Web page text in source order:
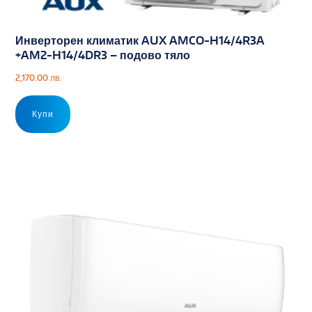
Инверторен климатик AUX AMCO-H14/4R3A
+AM2-H14/4DR3 – подово тяло
2,170.00лв.
Купи